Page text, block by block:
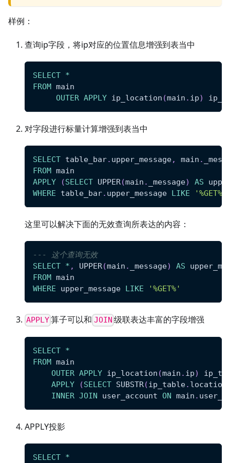
样例：
查询ip字段，将ip对应的位置信息增强到表当中
SELECT *
FROM main
OUTER APPLY ip_location (main . ip)
对字段进行标量计算增强到表当中
SELECT table_bar. upper_message, main .
FROM main
APPLY
(SELECT UPPER(main . _message) AS
WHERE table_bar. upper_message LIKE '%GET%'
这里可以解决下面的无效查询所表达的内容：
--- 这个查询无效
SELECT * , UPPER(main . _message) AS
FROM main
WHERE upper_message LIKE '%GET%'
APPLY算子可以和 JOIN 级联表达丰富的字段增强
SELECT *
FROM
main
OUTER APPLY ip_location (main . ip)
APPLY
(SELECT SUBSTR(ip_table. location
INNER JOIN user_account ON main .
APPLY投影
SELECT *